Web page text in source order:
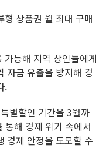
상품권 월 최대 구매
능해 지역 상인들에게
자금 유출을 방지해 경
.
별할인 기간을 3월까
해 경제 위기 속에서
경제 안정을 도모할 수